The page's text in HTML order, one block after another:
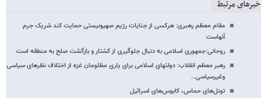
خبرهای مرتبط
مقام معظم رهبری: هرکسی از جنایات رژیم صهیونیستی حمایت کند شریک جرم
آنهاست
روحانی:جمهوری اسلامی به دنبال جلوگیری از کشتار و بازگشت صلح به منطقه است
رهبر معظم انقلاب: دولتهای اسلامی برای یاری مظلومان غزه از اختلاف نظرهای سیاسی
وغیرسیاسی…
تونل‌های حماس، کابوس‌های اسرائیل